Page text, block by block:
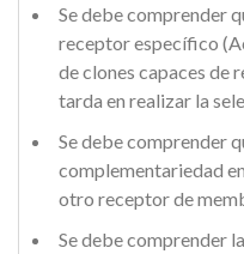
Se debe comprender
receptor específico
de clones capaces de
tarda en realizar la
Se debe comprender
complementariedad
otro receptor de
Se debe comprender